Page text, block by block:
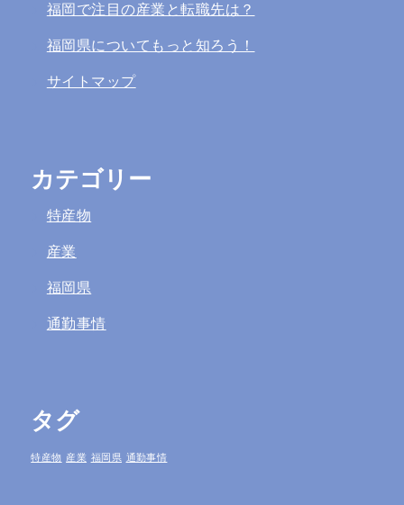
福岡で注目の産業と転職先は？
福岡県についてもっと知ろう！
サイトマップ
カテゴリー
特産物
産業
福岡県
通勤事情
タグ
特産物 産業 福岡県 通勤事情